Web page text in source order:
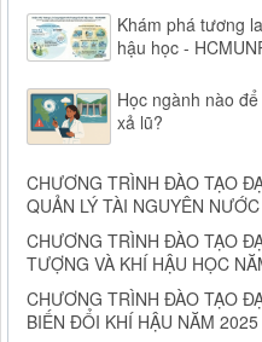
Khám phá tương
hậu học -
Học ngành nào
xả lũ?
CHƯƠNG TRÌNH ĐÀO TẠO
QUẢN LÝ TÀI NGUYÊN
CHƯƠNG TRÌNH ĐÀO TẠO
TƯỢNG VÀ KHÍ HẬU HỌC
CHƯƠNG TRÌNH ĐÀO TẠO
BIẾN ĐỔI KHÍ HẬU NĂM 2025